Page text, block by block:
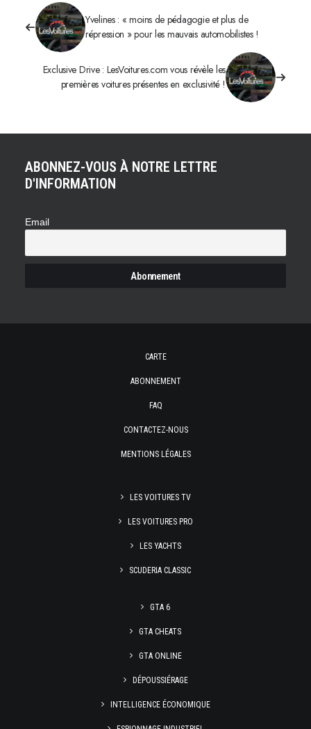
Yvelines : « moins de pédagogie et plus de
répression » pour les mauvais automobilistes !
Exclusive Drive : LesVoitures.com vous révèle les
premières voitures présentes en exclusivité !
ABONNEZ-VOUS À NOTRE LETTRE
D'INFORMATION
Email
CARTE
ABONNEMENT
FAQ
CONTACTEZ-NOUS
MENTIONS LÉGALES
LES VOITURES TV
LES VOITURES PRO
LES YACHTS
SCUDERIA CLASSIC
GTA 6
GTA CHEATS
GTA ONLINE
DÉPOUSSIÉRAGE
INTELLIGENCE ÉCONOMIQUE